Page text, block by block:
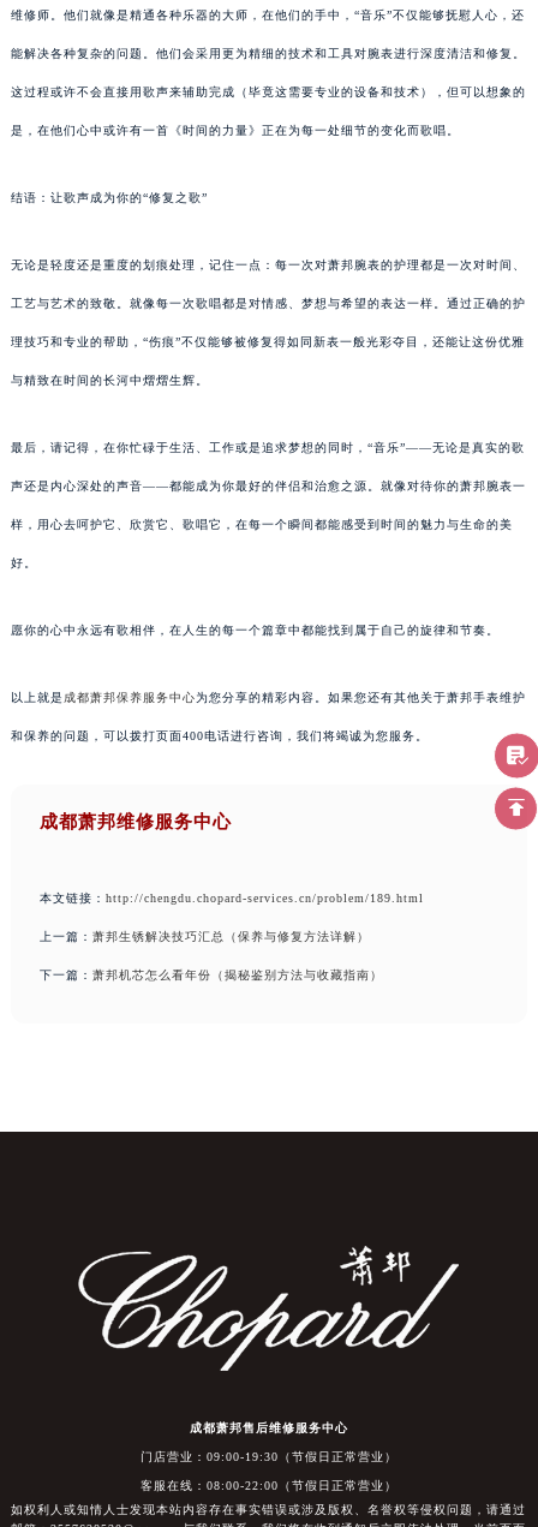
维修师。他们就像是精通各种乐器的大师，在他们的手中，“音乐”不仅能够抚慰人心，还
能解决各种复杂的问题。他们会采用更为精细的技术和工具对腕表进行深度清洁和修复。
这过程或许不会直接用歌声来辅助完成（毕竟这需要专业的设备和技术），但可以想象的
是，在他们心中或许有一首《时间的力量》正在为每一处细节的变化而歌唱。
结语：让歌声成为你的“修复之歌”
无论是轻度还是重度的划痕处理，记住一点：每一次对萧邦腕表的护理都是一次对时间、
工艺与艺术的致敬。就像每一次歌唱都是对情感、梦想与希望的表达一样。通过正确的护
理技巧和专业的帮助，“伤痕”不仅能够被修复得如同新表一般光彩夺目，还能让这份优雅
与精致在时间的长河中熠熠生辉。
最后，请记得，在你忙碌于生活、工作或是追求梦想的同时，“音乐”——无论是真实的歌
声还是内心深处的声音——都能成为你最好的伴侣和治愈之源。就像对待你的萧邦腕表一
样，用心去呵护它、欣赏它、歌唱它，在每一个瞬间都能感受到时间的魅力与生命的美
好。
愿你的心中永远有歌相伴，在人生的每一个篇章中都能找到属于自己的旋律和节奏。
以上就是 成都萧邦保养服务中心为您分享的精彩内容。如果您还有其他关于萧邦手表维护
和保养的问题，可以拨打页面400电话进行咨询，我们将竭诚为您服务。
成都萧邦维修服务中心
本文链接： http://chengdu.chopard-services.cn/problem/189.html
上一篇： 萧邦生锈解决技巧汇总（保养与修复方法详解）
下一篇： 萧邦机芯怎么看年份（揭秘鉴别方法与收藏指南）
成都萧邦售后维修服务中心
门店营业：09:00-19:30（节假日正常营业）
客服在线：08:00-22:00（节假日正常营业）
如权利人或知情人士发现本站内容存在事实错误或涉及版权、名誉权等侵权问题，请通过